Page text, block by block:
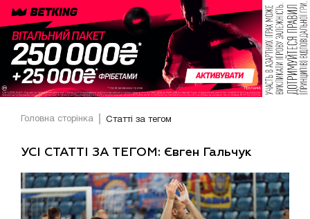
Головна сторінка Статті за тегом
УСІ СТАТТІ ЗА ТЕГОМ: Євген Гальчук